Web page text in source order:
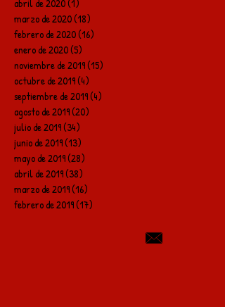
abril de 2020(1)
marzo de 2020(18)
febrero de 2020(16)
enero de 2020(5)
noviembre de 2019(15)
octubre de 2019(4)
septiembre de 2019(4)
agosto de 2019(20)
julio de 2019(34)
junio de 2019(13)
mayo de 2019(28)
abril de 2019(38)
marzo de 2019(16)
febrero de 2019(17)